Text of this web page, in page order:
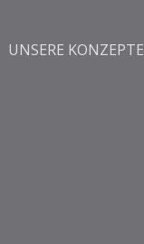
UNSERE KONZEPTE